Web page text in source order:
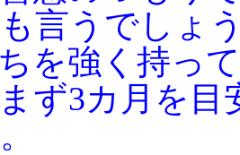
言うでしょ
を強く持っ
ず3カ月を目